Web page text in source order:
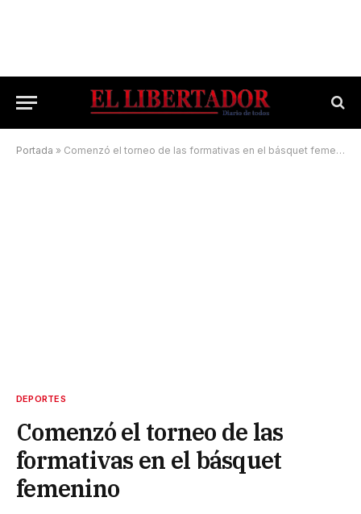
Portada » Comenzó el torneo de las formativas en el básquet femenino
DEPORTES
Comenzó el torneo de las
formativas en el básquet
femenino